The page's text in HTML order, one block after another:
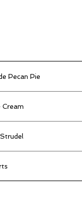
Pecan Pie
Cream